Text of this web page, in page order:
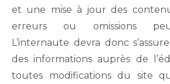
et une mise à jour des
erreurs ou omissions
L’internaute devra donc
des informations auprès de
toutes modifications du site